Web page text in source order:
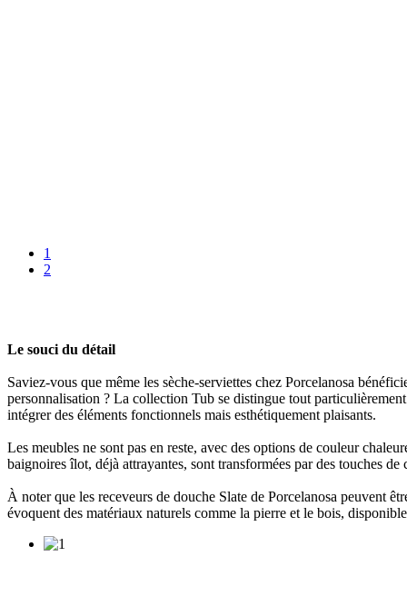
1
2
Le souci du détail
Saviez-vous que même les sèche-serviettes chez Porcelanosa
personnalisation ? La collection Tub se distingue tout
intégrer des éléments fonctionnels mais esthétiquement plaisants.
Les meubles ne sont pas en reste, avec des options de couleur
baignoires îlot, déjà attrayantes, sont transformées par des touches
À noter que les receveurs de douche Slate de Porcelanosa peuvent
évoquent des matériaux naturels comme la pierre et le bois,